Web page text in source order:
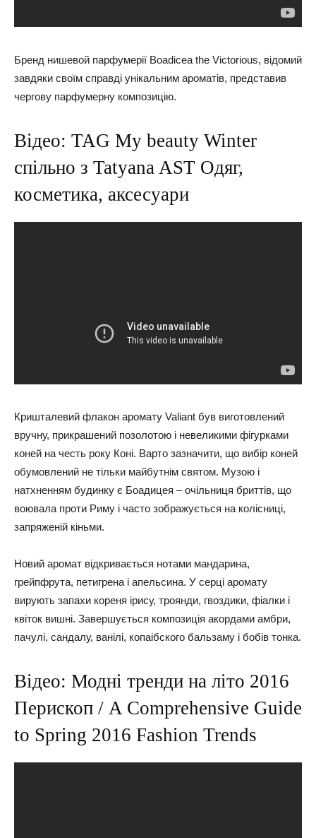
Бренд нишевой парфумерії Boadicea the Victorious, відомий
завдяки своїм справді унікальним ароматів, представив
чергову парфумерну композицію.
Відео: TAG My beauty Winter
спільно з Tatyana AST Одяг,
косметика, аксесуари
Кришталевий флакон аромату Valiant був виготовлений
вручну, прикрашений позолотою і невеликими фігурками
коней на честь року Коні. Варто зазначити, що вибір коней
обумовлений не тільки майбутнім святом. Музою і
натхненням будинку є Боадицея – очільниця бриттів, що
воювала проти Риму і часто зображується на колісниці,
запряженій кіньми.
Новий аромат відкривається нотами мандарина,
грейпфрута, петигрена і апельсина. У серці аромату
вирують запахи кореня ірису, троянди, гвоздики, фіалки і
квіток вишні. Завершується композиція акордами амбри,
пачулі, сандалу, ванілі, копаібского бальзаму і бобів тонка.
Відео: Модні тренди на літо 2016
Перископ / A Comprehensive Guide
to Spring 2016 Fashion Trends